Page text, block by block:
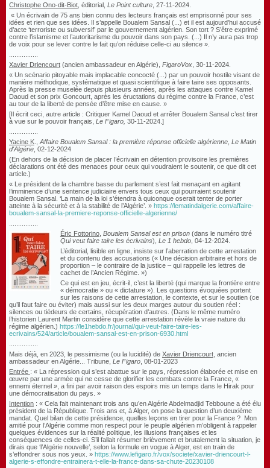
Christophe Ono-dit-Biot , éditorial, Le Point culture , 27-11-2024.
« Un écrivain de 75 ans bien connu des lecteurs français est emprisonné pour ses
idées et rien que ses idées. Il s’appelle Boualem Sansal (...) et il est aujourd’hui accusé
d’acte ‘terroriste ou subversif’ par le gouvernement algérien. Son tort ? S’être exprimé
contre l’islamisme et l’autoritarisme du pouvoir dans son pays. (...) Il n’y aura pas trop
de voix pour se lever contre le fait qu’on réduise celle-ci au silence ».
Xavier Driencourt (ancien ambassadeur en Algérie), FigaroVox , 30-11-2024.
« Un scénario pitoyable mais implacable concocté (...) par un pouvoir hostile visant de
manière méthodique, systématique et quasi scientifique à faire taire ses opposants.
Après la presse muselée depuis plusieurs années, après les attaques contre Kamel
Daoud et son prix Goncourt, après les éructations du régime contre la France, c’est
au tour de la liberté de pensée d’être mise en cause. »
[Il écrit ceci, autre article : Critiquer Kamel Daoud et arrêter Boualem Sansal c’est tirer
à vue sur le pouvoir français, Le Figaro, 30-11-2024.]
Yacine K
Affaire Boualem Sansal : la première réponse officielle algérienne Le Matin
d'Algérie , 02-12-2024
(En dehors de la décision de placer l’écrivain en détention provisoire les premières
déclarations ont été des menaces pour ceux qui voudraient le soutenir, ce que dit cet
article.)
« Le président de la chambre basse du parlement s’est fait menaçant en agitant
l’imminence d’une sentence judiciaire envers tous ceux qui pourraient soutenir
Boualem Sansal. ‘La main de la loi s’étendra à quiconque oserait tenter de porter
atteinte à la sécurité et à la stabilité de l’Algérie’. » https://lematindalgerie.com/affaire-
boualem-sansal-la-premiere-reponse-officielle-algerienne/
Éric Fottorino, Boualem Sansal est en prison(dans le numéro titré
Qui veut faire taire les écrivains), Le 1 hebdo, 04-12-2024.
L’éditorial, lisible en ligne, insiste sur l’aberration de cette arrestation
et du contenu des accusations (« Une décision arbitraire et hors de
proportion – le contraire de la justice – qui rappelle les lettres de
cachet de l’Ancien Régime. »)
Ce qui est en jeu, écrit-il, c’est la liberté (qui marque la frontière entre
« démocratie » ou « dictature »). Les questions évoquées portent
sur les raisons de cette arrestation, le contexte, et sur le soutien (ce
qu’il faut faire ou éviter) mais aussi sur les deux marges autour du soutien réel :
silences ou tiédeurs de certains, récupération d’autres. (Dans le même numéro
l’historien Laurent Martin considère que cette arrestation révèle la vraie nature du
régime algérien.) https://le1hebdo.fr/journal/qui-veut-faire-taire-les-
ecrivains/524/article/boualem-sansal-est-en-prison-6930.html
Mais déjà, en 2023, le pessimisme (ou la lucidité) de Xavier Driencourt, ancien
ambassadeur en Algérie... Tribune, Le Figaro , 08-01-2023
Entrée : « La répression qui s’est abattue sur le pays, répression élaborée et mise en
œuvre par une armée qui ne cesse de glorifier les combats contre la France, «
ennemi éternel », a fini par avoir raison des espoirs mis un temps dans le Hirak pour
une démocratisation du pays. »
Intention : « Cela fait maintenant trois ans qu’en Algérie Abdelmadjid Tebboune a été élu
président de la République. Trois ans et, à Alger, on pose la question d’un deuxième
mandat. Quel bilan de cette présidence, quelles leçons en tirer pour la France ? Mon
amitié pour l’Algérie comme mon respect pour le peuple algérien m’obligent à rappeler
quelques évidences sur la réalité politique, les illusions françaises et les
conséquences de celles-ci. S’il fallait résumer brièvement et brutalement la situation, je
dirais que ‘l’Algérie nouvelle’, selon la formule en vogue à Alger, est en train de
s’effondrer sous nos yeux. » https://www.lefigaro.fr/vox/societe/xavier-driencourt-l-
algerie-s-effondre-entrainera-t-elle-la-france-dans-sa-chute-20230108